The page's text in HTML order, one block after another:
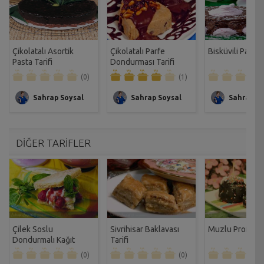
Çikolatalı Asortik
Pasta Tarifi
(0)
Sahrap Soysal
Çikolatalı Parfe
Dondurması Tarifi
(1)
Sahrap Soysal
Bisküvili Pasta
Sahrap
DİĞER TARİFLER
Çilek Soslu
Dondurmalı Kağıt
Helva Tarifi
(0)
Sivrihisar Baklavası
Tarifi
(0)
Muzlu